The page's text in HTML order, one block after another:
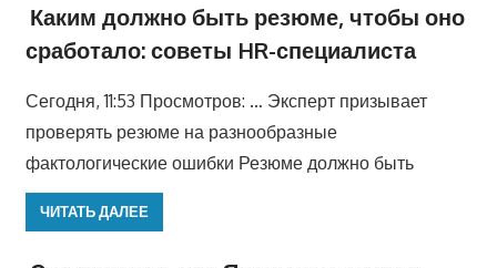
Каким должно быть резюме, чтобы оно
сработало: советы HR-специалиста
Сегодня, 11:53 Просмотров: … Эксперт призывает
проверять резюме на разнообразные
фактологические ошибки Резюме должно быть
ЧИТАТЬ ДАЛЕЕ